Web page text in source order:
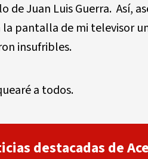
Juan Luis Guerra. Así,
pantalla de mi televisor
insufribles.
a todos.
destacadas de